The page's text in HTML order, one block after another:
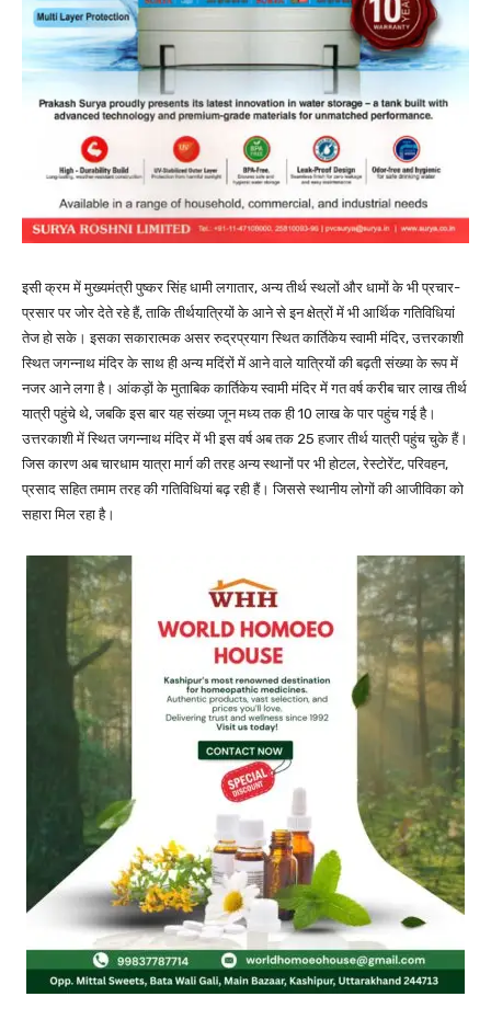
इसी क्रम में मुख्यमंत्री पुष्कर सिंह धामी लगातार, अन्य तीर्थ स्थलों और धामों के भी प्रचार-
प्रसार पर जोर देते रहे हैं, ताकि तीर्थयात्रियों के आने से इन क्षेत्रों में भी आर्थिक गतिविधियां
तेज हो सके। इसका सकारात्मक असर रुद्रप्रयाग स्थित कार्तिकेय स्वामी मंदिर, उत्तरकाशी
स्थित जगन्नाथ मंदिर के साथ ही अन्य मदिंरों में आने वाले यात्रियों की बढ़ती संख्या के रूप में
नजर आने लगा है। आंकड़ों के मुताबिक कार्तिकेय स्वामी मंदिर में गत वर्ष करीब चार लाख तीर्थ
यात्री पहुंचे थे, जबकि इस बार यह संख्या जून मध्य तक ही 10 लाख के पार पहुंच गई है।
उत्तरकाशी में स्थित जगन्नाथ मंदिर में भी इस वर्ष अब तक 25 हजार तीर्थ यात्री पहुंच चुके हैं।
जिस कारण अब चारधाम यात्रा मार्ग की तरह अन्य स्थानों पर भी होटल, रेस्टोरेंट, परिवहन,
प्रसाद सहित तमाम तरह की गतिविधियां बढ़ रही हैं। जिससे स्थानीय लोगों की आजीविका को
सहारा मिल रहा है।